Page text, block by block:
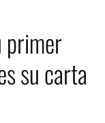
primer
su carta